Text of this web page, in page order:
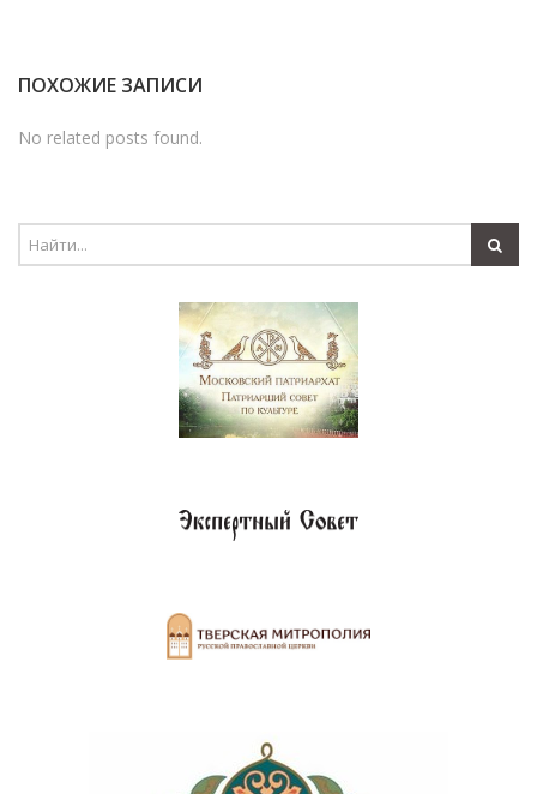
ПОХОЖИЕ ЗАПИСИ
No related posts found.